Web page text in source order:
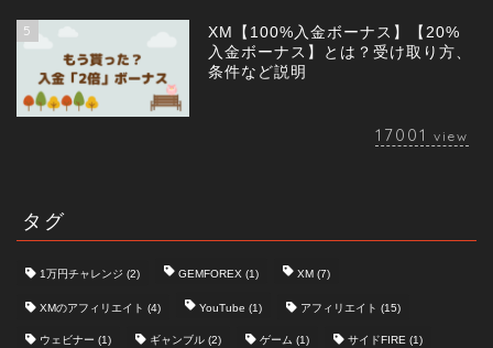
5
XM【100%入金ボーナス】【20%
入金ボーナス】とは？受け取り方、
条件など説明
17001 view
タグ
1万円チャレンジ (2) GEMFOREX (1) XM (7)
XMのアフィリエイト (4) YouTube (1) アフィリエイト (15)
ウェビナー (1) ギャンブル (2) ゲーム (1) サイドFIRE (1)